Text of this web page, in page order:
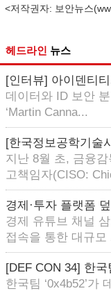
<저작권자: 보안뉴스(
헤드라인 뉴스
[인터뷰] 아이덴티
데이터와 ID 보안
‘Martin Canna...
[한국정보공학기술
지난 8월 초, 금융
고책임자(CISO:
경제·투자 플랫폼
경제 유튜브 채널
접속을 통한 대규모
[DEF CON 34] 한국
한국팀 ‘0x4b52’가